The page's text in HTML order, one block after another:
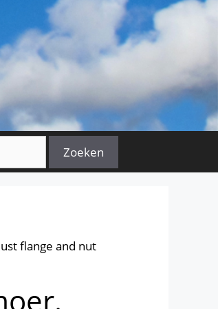
Zoeken
flange and nut